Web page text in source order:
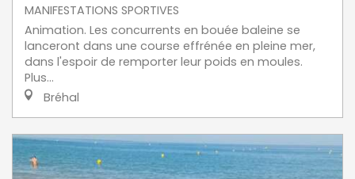
MANIFESTATIONS SPORTIVES
Animation. Les concurrents en bouée baleine se
lanceront dans une course effrénée en pleine mer,
dans l'espoir de remporter leur poids en moules.
Plus...
Bréhal